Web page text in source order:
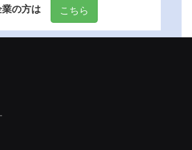
業の方は こちら